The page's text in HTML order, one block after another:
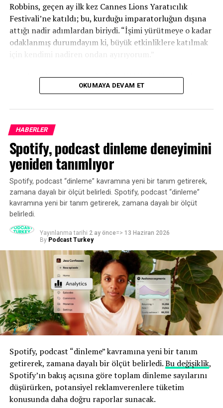
Robbins, geçen ay ilk kez Cannes Lions Yaratıcılık
Festivali’ne katıldı; bu, kurduğu imparatorluğun dışına
attığı nadir adımlardan biriydi. “İşimi yürütmeye o kadar
odaklanmış durumdayım ki, büyük etkinliklere katılmak
için kendimi nadiren ondan ayırıyorum.”
Ancak reklam satış ortağı SiriusXM ile birlikte katılmaya
davet edilmesiyle, 2026 festivali programına uyan ilk
Digiday, Robbins ile yapay zekanın medya ekosistemi
üzerindeki etkisini, podcast yayıncılığının
pazarlamacılar tarafından neden yanlış
sınıflandırıldığını ve yeni trendlerin peşinden koşmadan
nasıl zirvede kalmayı planladığını konuşmak üzere bir
araya geldi.
İşte söyledikleri.
Robbins gibi bir isim için Cannes’ın önemi
Cannes’a katılmadan önce Robbins, bunun sadece büyük
bir etkinlikten ibaret olduğunu düşünüyordu. Ve işini
büyütmeye bu kadar odaklanmış biri için, Fransız
Rivierası’nda gösterişli bir hafta gibi görünen bir şey için
zaman ayırmanın değerini görmek, hatta bunu haklı
çıkarmak zor olabilir.
“Şimdi anlıyorum ki, bu etkinlikte birçok pazarlama
geliyor, anlaşmalar burada yapılıyor. 2027 bütçeleri
burada kesinleşiyor ve kampanyalar burada planlanıyor.
Dolayısıyla burası gerçekten bağlantı kurabileceğiniz ve
insanlarla tanışabileceğiniz bir yer.”
OKUMAYA DEVAM ET
HABERLER
Spotify, podcast dinleme deneyimini
yeniden tanımlıyor
Spotify, podcast “dinleme” kavramına yeni bir tanım getirerek,
zamana dayalı bir ölçüt belirledi. Spotify, podcast “dinleme”
kavramına yeni bir tanım getirerek, zamana dayalı bir ölçüt
belirledi.
Yayınlanma tarihi 2 ay önce=> 13 Haziran 2026
By Podcast Turkey
Spotify, podcast “dinleme” kavramına yeni bir tanım
getirerek, zamana dayalı bir ölçüt belirledi.Bu değişiklik,
Spotify’ın bakış açısına göre toplam dinleme sayılarını
düşürürken, potansiyel reklamverenlere tüketim
konusunda daha doğru raporlar sunacak.